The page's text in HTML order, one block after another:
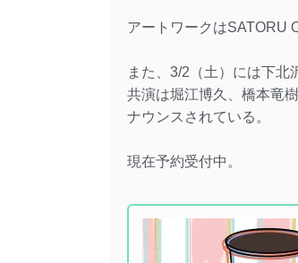
アートワークはSATORU
また、3/2（土）には下北
共演は堀江博久、橋本竜
ナウンスされている。
現在予約受付中。